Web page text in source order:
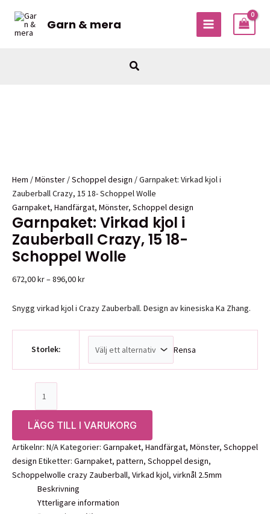
innehåll
Garn & mera
MAIN
Sök
Hem /Mönster /Schoppel design / Garnpaket: Virkad kjol i
Zauberball Crazy, 15 18- Schoppel Wolle
Garnpaket, Handfärgat, Mönster, Schoppel design
Garnpaket: Virkad kjol i
Zauberball Crazy, 15 18-
Schoppel Wolle
672,00kr–896,00krPrisintervall:
till
Snygg virkad kjol i Crazy Zauberball. Design av kinesiska Ka Zhang.
Storlek: Rensa
Zauberball
Crazy,
15
Schoppel
LÄGG TILL I VARUKORG
Artikelnr: N/AKategorier: Garnpaket, Handfärgat, Mönster, Schoppel
design Etiketter: Garnpaket, pattern, Schoppel design,
Schoppelwolle crazy Zauberball, Virkad kjol, virknål 2.5mm
Beskrivning
Ytterligare information
Sale!
Sale!